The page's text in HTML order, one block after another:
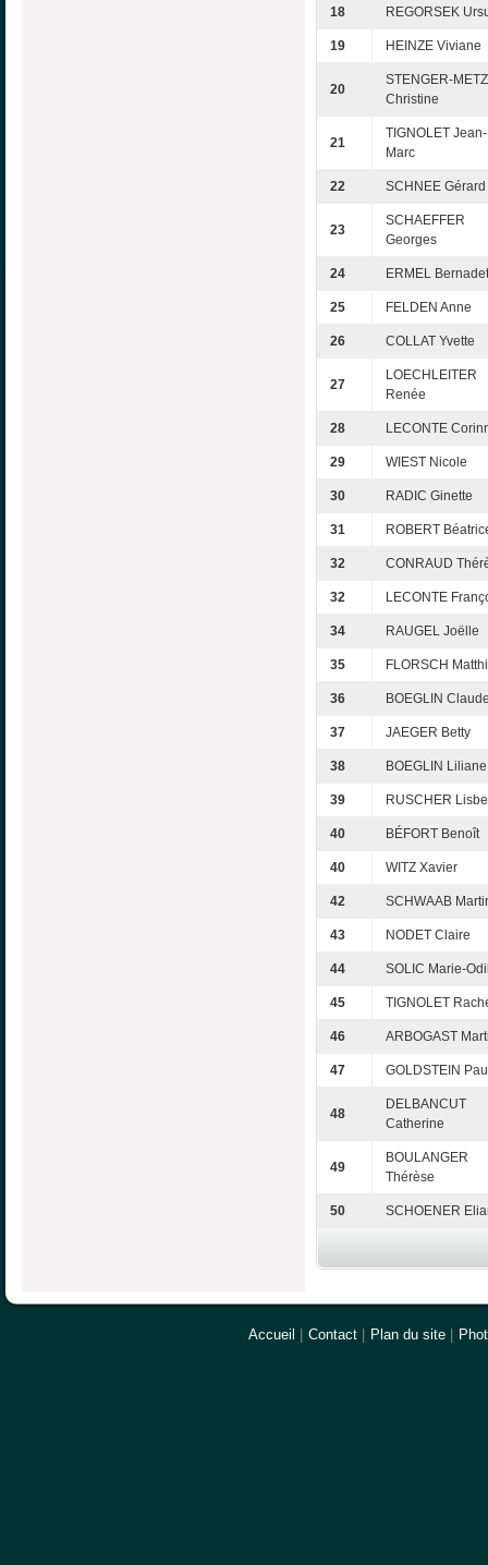
18 REGORSEK
19 HEINZE Viviane
20
STENGER-METZ
Christine
21
TIGNOLET Jean-
Marc
22 SCHNEE Gérard
23
SCHAEFFER
Georges
24 ERMEL
25 FELDEN Anne
26 COLLAT Yvette
27
LOECHLEITER
Renée
28 LECONTE
29 WIEST Nicole
30 RADIC Ginette
31 ROBERT
32 CONRAUD
32 LECONTE
34 RAUGEL Joëlle
35 FLORSCH
36 BOEGLIN
37 JAEGER Betty
38 BOEGLIN Liliane
39 RUSCHER
40 BÉFORT Benoît
40 WITZ Xavier
42 SCHWAAB
43 NODET Claire
44 SOLIC Marie-
45 TIGNOLET
46 ARBOGAST
47 GOLDSTEIN
48
DELBANCUT
Catherine
49
BOULANGER
Thérèse
50 SCHOENER
Accueil Contact Plan du site